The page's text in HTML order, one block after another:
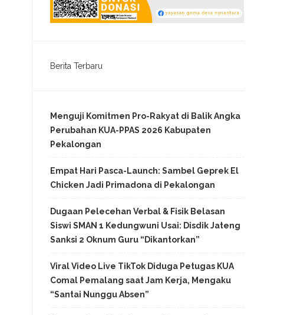
Berita Terbaru
Menguji Komitmen Pro-Rakyat di Balik Angka
Perubahan KUA-PPAS 2026 Kabupaten
Pekalongan
Empat Hari Pasca-Launch: Sambel Geprek El
Chicken Jadi Primadona di Pekalongan
Dugaan Pelecehan Verbal & Fisik Belasan
Siswi SMAN 1 Kedungwuni Usai: Disdik Jateng
Sanksi 2 Oknum Guru “Dikantorkan”
Viral Video Live TikTok Diduga Petugas KUA
Comal Pemalang saat Jam Kerja, Mengaku
“Santai Nunggu Absen”